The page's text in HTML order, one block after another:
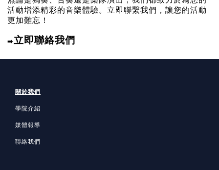
活動增添精彩的音樂體驗。立即聯繫我們，讓您的活動
更加難忘！
➡️立即聯絡我們
關於我們
學院介紹
媒體報導
聯絡我們